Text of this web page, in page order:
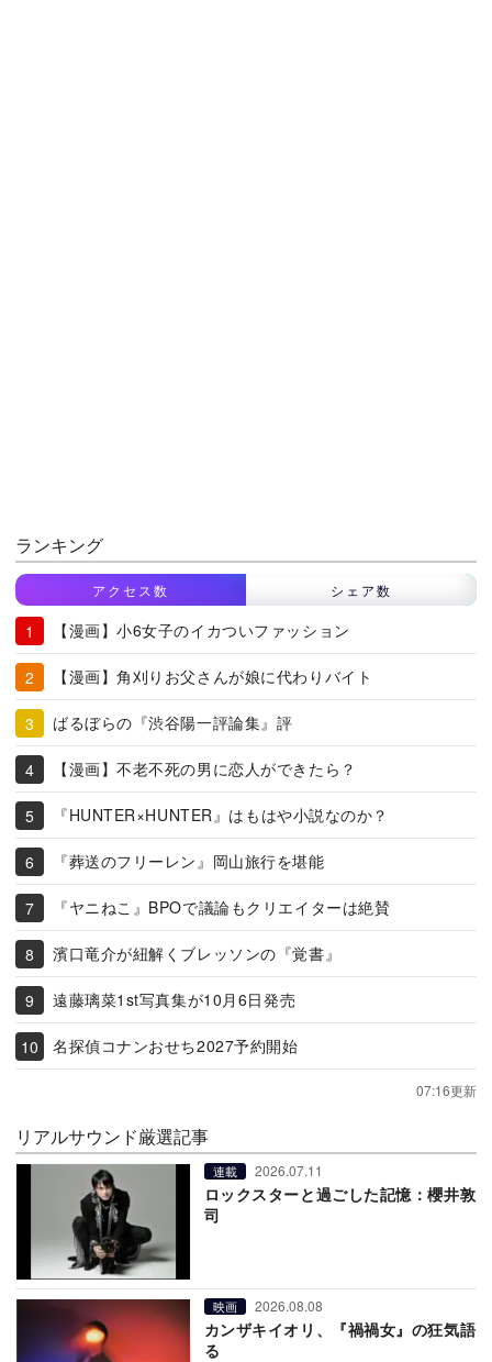
ランキング
アクセス数 シェア数
【漫画】小6女子のイカついファッション
【漫画】角刈りお父さんが娘に代わりバイト
ばるぼらの『渋谷陽一評論集』評
【漫画】不老不死の男に恋人ができたら？
『HUNTER×HUNTER』はもはや小説なのか？
『葬送のフリーレン』岡山旅行を堪能
『ヤニねこ』BPOで議論もクリエイターは絶賛
濱口竜介が紐解くブレッソンの『覚書』
遠藤璃菜1st写真集が10月6日発売
名探偵コナンおせち2027予約開始
07:16更新
リアルサウンド厳選記事
連載 2026.07.11
ロックスターと過ごした記憶：櫻井敦
司
映画 2026.08.08
カンザキイオリ、『禍禍女』の狂気語
る